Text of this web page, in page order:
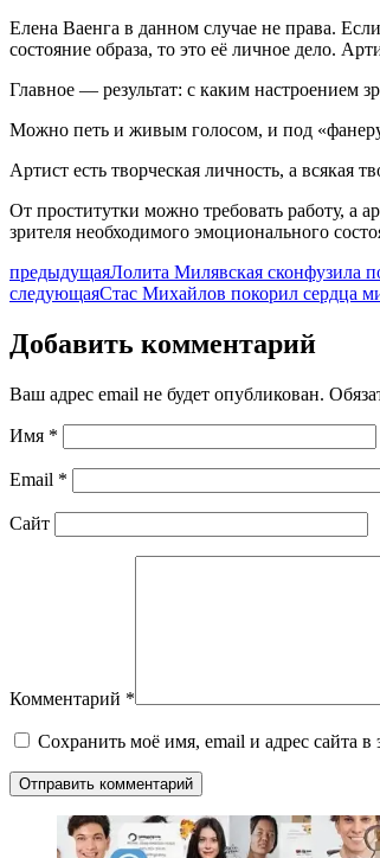
Елена Ваенга в данном случае не права.
состояние образа, то это её личное дело.
Главное — результат: с каким настроением
Можно петь и живым голосом, и под
Артист есть творческая личность, а всякая
От проститутки можно требовать работу, а
зрителя необходимого эмоционального
предыдущаяЛолита Милявская сконфузила
следующаяСтас Михайлов покорил сердца
Добавить комментарий
Ваш адрес email не будет опубликован.
Имя *
Email *
Сайт
Комментарий *
Сохранить моё имя, email и адрес сайта